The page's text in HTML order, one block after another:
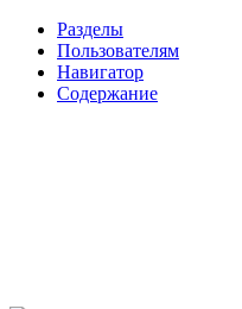
Разделы
Пользователям
Навигатор
Содержание